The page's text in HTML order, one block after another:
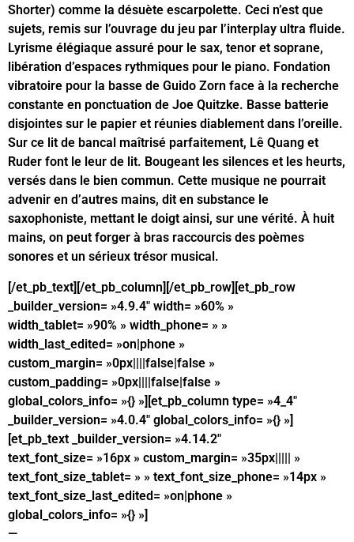
Shorter) comme la désuète escarpolette. Ceci n’est que
sujets, remis sur l’ouvrage du jeu par l’interplay ultra fluide.
Lyrisme élégiaque assuré pour le sax, tenor et soprane,
libération d’espaces rythmiques pour le piano. Fondation
vibratoire pour la basse de Guido Zorn face à la recherche
constante en ponctuation de Joe Quitzke. Basse batterie
disjointes sur le papier et réunies diablement dans l’oreille.
Sur ce lit de bancal maîtrisé parfaitement, Lê Quang et
Ruder font le leur de lit. Bougeant les silences et les heurts,
versés dans le bien commun. Cette musique ne pourrait
advenir en d’autres mains, dit en substance le
saxophoniste, mettant le doigt ainsi, sur une vérité. À huit
mains, on peut forger à bras raccourcis des poèmes
sonores et un sérieux trésor musical.
[/et_pb_text][/et_pb_column][/et_pb_row][et_pb_row
_builder_version= »4.9.4″ width= »60% »
width_tablet= »90% » width_phone= » »
width_last_edited= »on|phone »
custom_margin= »0px||||false|false »
custom_padding= »0px||||false|false »
global_colors_info= »{} »][et_pb_column type= »4_4″
_builder_version= »4.0.4″ global_colors_info= »{} »]
[et_pb_text _builder_version= »4.14.2″
text_font_size= »16px » custom_margin= »35px||||| »
text_font_size_tablet= » » text_font_size_phone= »14px »
text_font_size_last_edited= »on|phone »
global_colors_info= »{} »]
—